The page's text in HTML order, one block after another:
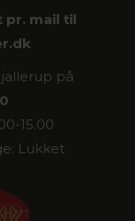
pr. mail til
på
15.00
Lukket